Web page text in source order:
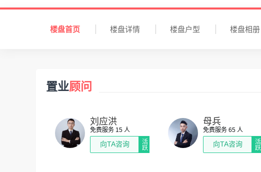
楼盘首页 楼盘详情 楼盘户型 楼盘相册
置业顾问
刘应洪
免费服务 15 人
向TA咨询 活跃
母兵
免费服务 65 人
向TA咨询 活跃